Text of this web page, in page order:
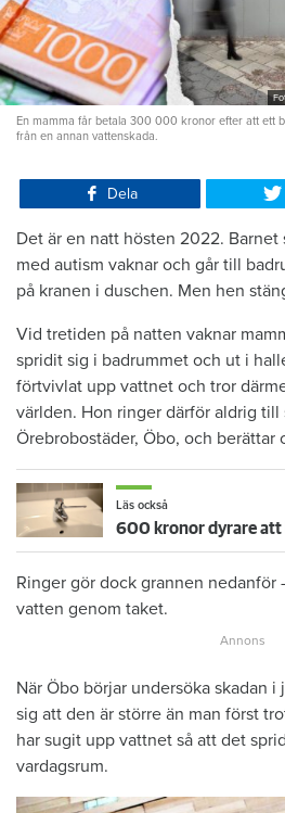
En mamma får betala 300 000 kronor efter att ett
från en annan vattenskada.
Dela
Det är en natt hösten 2022. Barnet
med autism vaknar och går till
på kranen i duschen. Men hen
Vid tretiden på natten vaknar
spridit sig i badrummet och ut i
förtvivlat upp vattnet och tror
världen. Hon ringer därför aldrig till
Örebrobostäder, Öbo, och berättar
Läs också
Ringer gör dock grannen nedanför
vatten genom taket.
När Öbo börjar undersöka skadan
sig att den är större än man först
har sugit upp vattnet så att det
vardagsrum.